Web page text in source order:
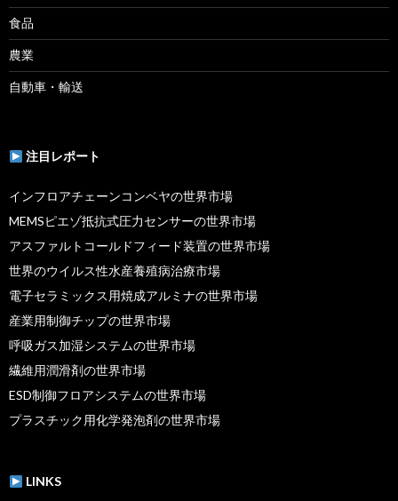
食品
農業
自動車・輸送
注目レポート
インフロアチェーンコンベヤの世界市場
MEMSピエゾ抵抗式圧力センサーの世界市場
アスファルトコールドフィード装置の世界市場
世界のウイルス性水産養殖病治療市場
電子セラミックス用焼成アルミナの世界市場
産業用制御チップの世界市場
呼吸ガス加湿システムの世界市場
繊維用潤滑剤の世界市場
ESD制御フロアシステムの世界市場
プラスチック用化学発泡剤の世界市場
LINKS